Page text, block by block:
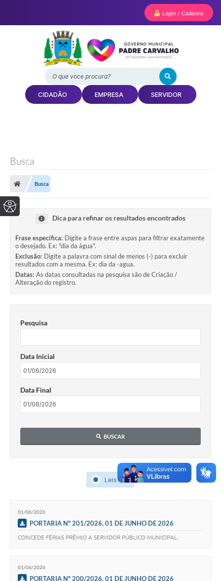
Login / Cadastro
O que voce procura?
CIDADÃO EMPRESA SERVIDOR
Busca
Busca
Dica para refinar os resultados encontrados
Frase específica: Digite a frase entre aspas para filtrar exatamente
o desejado. Ex: "dia da água".
Exclusão: Digite a palavra com sinal de menos (-) para excluir
resultados com a mesma. Ex: dia da -agua.
Datas: As datas consultadas na pesquisa são de Criação /
Alteração do registro.
Pesquisa
Data Inicial
Data Final
BUSCAR
Leis (2)
01/06/2026
PORTARIA Nº 201/2026, 01 DE JUNHO DE 2026
CONCEDE FÉRIAS PRÊMIO A SERVIDOR PÚBLICO MUNICIPAL.
01/06/2026
PORTARIA Nº 200/2026, 01 DE JUNHO DE 2026